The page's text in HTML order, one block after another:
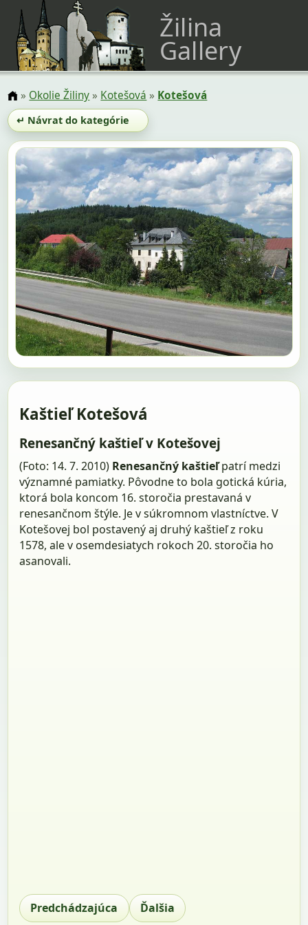
Žilina
Gallery
» Okolie Žiliny» Kotešová » Kotešová
↵ Návrat do kategórie
Kaštieľ Kotešová
Renesančný kaštieľ v Kotešovej
(Foto: 14. 7. 2010) Renesančný kaštieľpatrí medzi
významné pamiatky. Pôvodne to bola gotická kúria,
ktorá bola koncom 16. storočia prestavaná v
renesančnom štýle. Je v súkromnom vlastníctve. V
Kotešovej bol postavený aj druhý kaštieľ z roku
1578, ale v osemdesiatych rokoch 20. storočia ho
asanovali.
Predchádzajúca Ďalšia